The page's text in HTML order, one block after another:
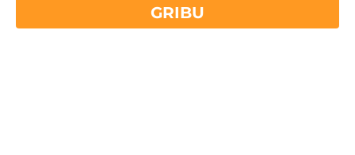
SPA Igaunijā? GribuAtpusties.lv piedāvā atpūtu
GRIBU